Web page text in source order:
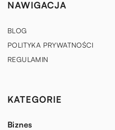
NAWIGACJA
BLOG
POLITYKA PRYWATNOŚCI
REGULAMIN
KATEGORIE
Biznes